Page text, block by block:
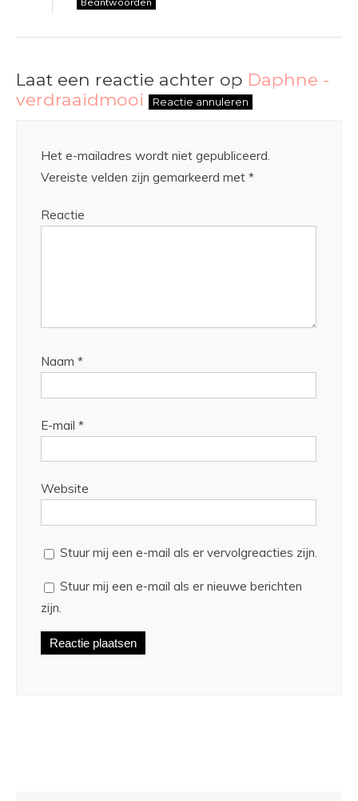
Laat een reactie achter op Daphne -
verdraaidmooi
Reactie annuleren
Het e-mailadres wordt niet gepubliceerd.
Vereiste velden zijn gemarkeerd met *
Reactie
Naam *
E-mail *
Website
Stuur mij een e-mail als er vervolgreacties zijn.
Stuur mij een e-mail als er nieuwe berichten
zijn.